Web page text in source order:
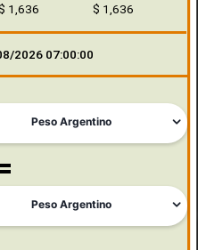
1,636 $ 1,636
2026 07:00:00